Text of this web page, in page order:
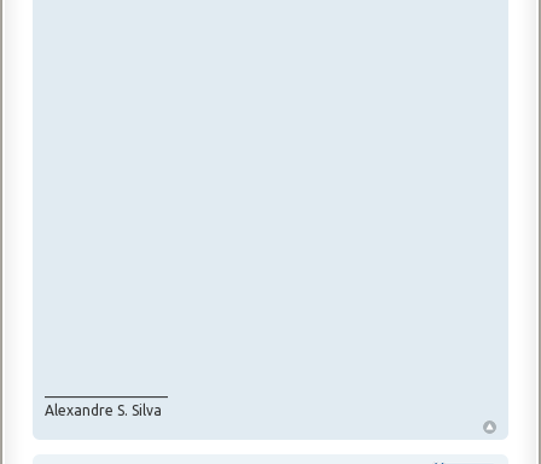
Alexandre S. Silva